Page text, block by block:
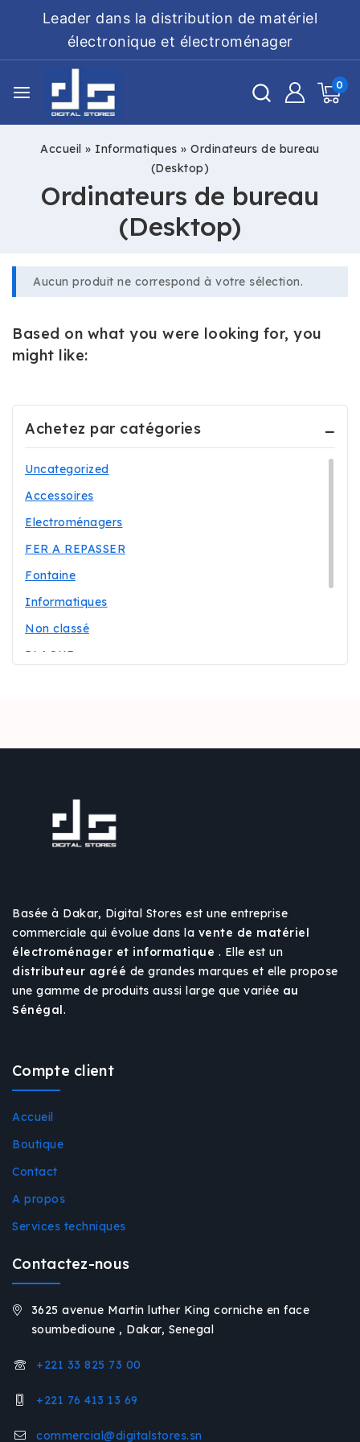
Leader dans la distribution de matériel
électronique et électroménager
0
Accueil » Informatiques »Ordinateurs de bureau
(Desktop)
Ordinateurs de bureau
(Desktop)
Aucun produit ne correspond à votre sélection.
Based on what you were looking for, you
might like:
Achetez par catégories
Uncategorized
Accessoires
Electroménagers
FER A REPASSER
Fontaine
Informatiques
Non classé
PLAQUE
Basée à Dakar, Digital Stores est une entreprise
commerciale qui évolue dans la vente de matériel
électroménager et informatique . Elle est un
distributeur agréé de grandes marques et elle propose
une gamme de produits aussi large que variée au
Sénégal .
Compte client
Accueil
Boutique
Contact
A propos
Services techniques
Contactez-nous
3625 avenue Martin luther King corniche en face
soumbedioune , Dakar, Senegal
+221 33 825 73 00
+221 76 413 13 69
commercial@digitalstores.sn